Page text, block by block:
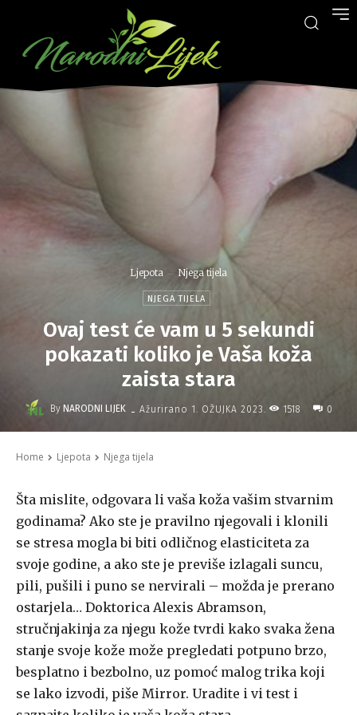
Ljepota Njega tijela
NJEGA TIJELA
Ovaj test će vam u 5 sekundi
pokazati koliko je Vaša koža
zaista stara
By NARODNI LIJEK - Ažurirano 1. OŽUJKA 2023. 1518 0
Home Ljepota Njega tijela
Šta mislite, odgovara li vaša koža vašim stvarnim
godinama? Ako ste je pravilno njegovali i klonili
se stresa mogla bi biti odličnog elasticiteta za
svoje godine, a ako ste je previše izlagali suncu,
pili, pušili i puno se nervirali – možda je prerano
ostarjela… Doktorica Alexis Abramson,
stručnjakinja za njegu kože tvrdi kako svaka žena
stanje svoje kože može pregledati potpuno brzo,
besplatno i bezbolno, uz pomoć malog trika koji
se lako izvodi, piše Mirror. Uradite i vi test i